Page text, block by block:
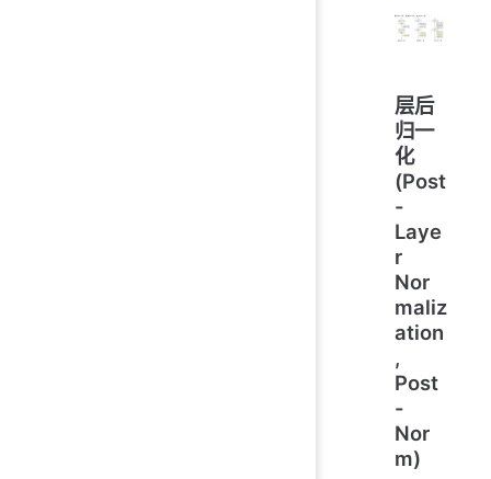
层后
归一
化
(Post
-
Laye
r
Nor
maliz
ation
,
Post
-
Nor
m)